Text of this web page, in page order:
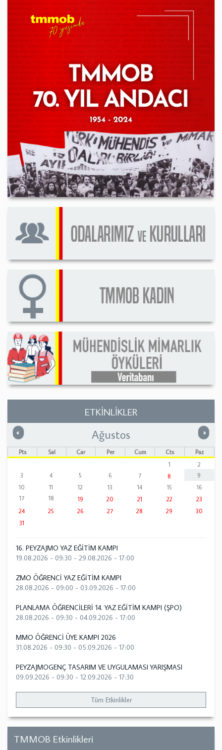
ETKİNLİKLER
« Önceki »
Ağustos
Pts Sal Çar Per Cum Cts
Paz
1
2
3
4 5 6 7 8
9
10
11 12 13 14 15
16
17
18 19 20 21 22
23
24
25 26 27 28 29
30
31
16. PEYZAJMO YAZ EĞİTİM KAMPI
19.08.2026 - 09:30 - 29.08.2026 - 17:00
ZMO ÖĞRENCİ YAZ EĞİTİM KAMPI
28.08.2026 - 09:00 - 03.09.2026 - 17:00
PLANLAMA ÖĞRENCİLERİ 14. YAZ EĞİTİM KAMPI (ŞPO)
28.08.2026 - 09:30 - 04.09.2026 - 17:00
MMO ÖĞRENCİ ÜYE KAMPI 2026
31.08.2026 - 09:30 - 05.09.2026 - 17:00
PEYZAJMOGENÇ TASARIM VE UYGULAMASI YARIŞMASI
09.09.2026 - 09:30 - 12.09.2026 - 17:30
Tüm Etkinlikler
TMMOB Etkinlikleri